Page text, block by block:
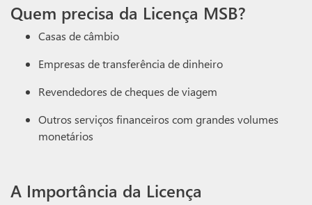
Quem precisa da Licença MSB?
Casas de câmbio
Empresas de transferência de dinheiro
Revendedores de cheques de viagem
Outros serviços financeiros com grandes volumes
monetários
A Importância da Licença